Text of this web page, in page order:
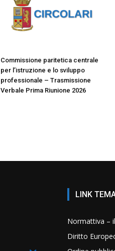
Commissione paritetica centrale
per l’istruzione e lo sviluppo
professionale – Trasmissione
Verbale Prima Riunione 2026
LINK
Normattiva –
Diritto